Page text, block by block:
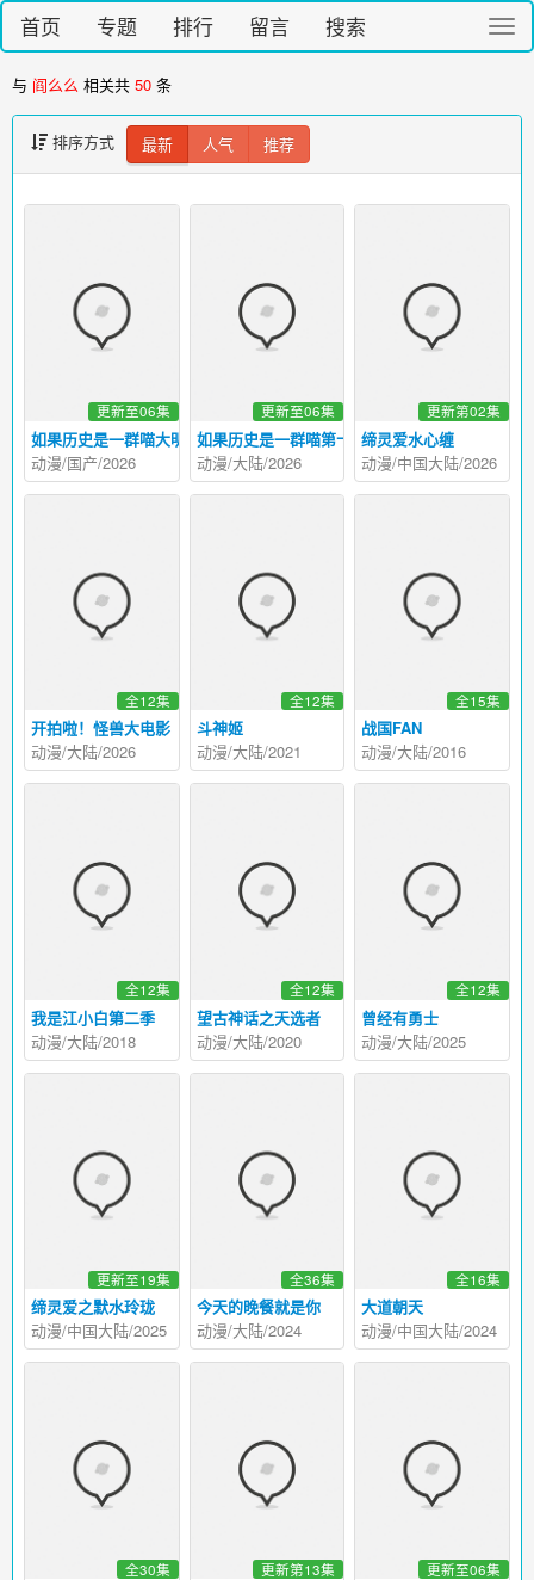
切
换
首页 专题 排行 留言 搜索
与 阎么么 相关共 50 条
排序方式 最新 人气 推荐
如果历史是一群喵大明皇朝篇
更新至06集
动漫/国产/2026
如果历史是一群喵第十三季
更新至06集
动漫/大陆/2026
缔灵爱水心缠
更新第02集
动漫/中国大陆/2026
开拍啦！怪兽大电影
全12集
动漫/大陆/2026
斗神姬
全12集
动漫/大陆/2021
战国FAN
全15集
动漫/大陆/2016
我是江小白第二季
全12集
动漫/大陆/2018
望古神话之天选者
全12集
动漫/大陆/2020
曾经有勇士
全12集
动漫/大陆/2025
缔灵爱之默水玲珑
更新至19集
动漫/中国大陆/2025
今天的晚餐就是你
全36集
动漫/大陆/2024
大道朝天
全16集
动漫/中国大陆/2024
全30集 更新第13集 更新至06集